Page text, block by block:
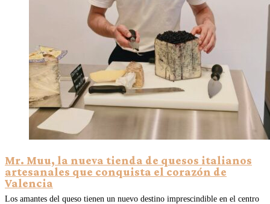
Mr. Muu, la nueva tienda de quesos italianos
artesanales que conquista el corazón de
Valencia
Los amantes del queso tienen un nuevo destino imprescindible en el centro